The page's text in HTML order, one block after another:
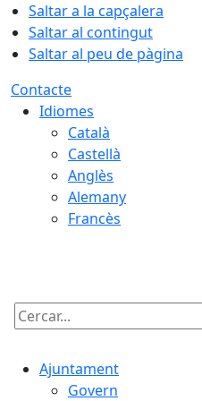
Saltar a la capçalera
Saltar al contingut
Saltar al peu de pàgina
Contacte
Idiomes
Català
Castellà
Anglès
Alemany
Francès
Cercar:
Ajuntament
Govern